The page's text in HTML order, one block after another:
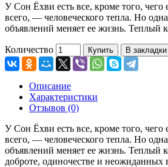
У Сон Ёхви есть все, кроме того, чего
всего, — человеческого тепла. Но
объявлений меняет ее жизнь. Теплый
Количество Купить В закладки
Описание
Характеристики
Отзывов (0)
У Сон Ёхви есть все, кроме того, чего
всего, — человеческого тепла. Но
объявлений меняет ее жизнь. Теплый
доброте, одиночестве и неожиданных